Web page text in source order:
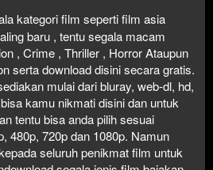
kategori film seperti film asia
baru , tentu segala macam
, Crime , Thriller , Horror Ataupun
serta download disini secara gratis.
mulai dari bluray, web-dl, hd,
kamu nikmati disini dan untuk
tentu bisa anda pilih sesuai
480p, 720p dan 1080p. Namun
seluruh penikmat film untuk